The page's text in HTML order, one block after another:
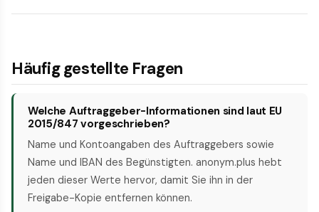
Häufig gestellte Fragen
Welche Auftraggeber-Informationen sind laut EU
2015/847 vorgeschrieben?
Name und Kontoangaben des Auftraggebers sowie
Name und IBAN des Begünstigten. anonym.plus hebt
jeden dieser Werte hervor, damit Sie ihn in der
Freigabe-Kopie entfernen können.